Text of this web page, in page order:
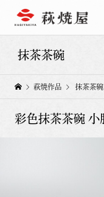
抹茶茶碗
萩焼作品 抹茶茶碗
彩色抹茶茶碗